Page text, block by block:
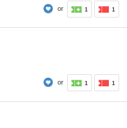
or 1 1
or 1 1